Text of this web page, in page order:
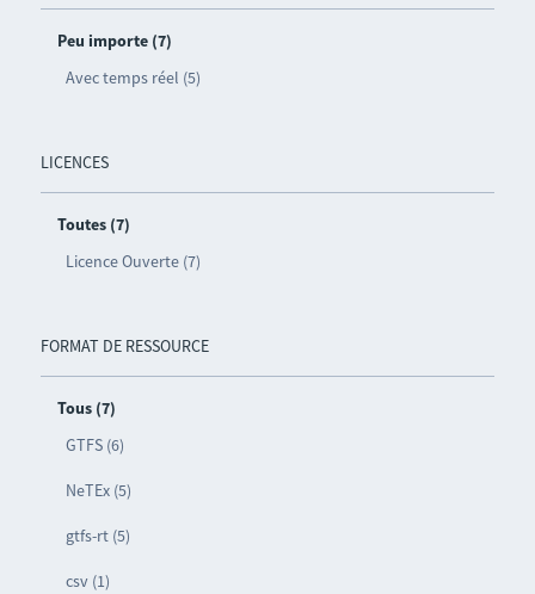
Peu importe (7)
Avec temps réel (5)
LICENCES
Toutes (7)
Licence Ouverte (7)
FORMAT DE RESSOURCE
Tous (7)
GTFS (6)
NeTEx (5)
gtfs-rt (5)
csv (1)